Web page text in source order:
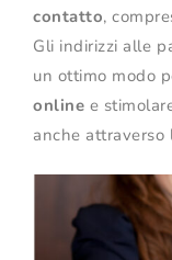
contatto,
Gli indirizzi alle
un ottimo modo
online e
anche attraverso